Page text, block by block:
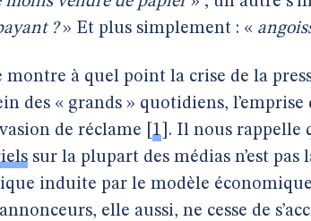
?» Et plus simplement : «
montre à quel point la crise de la
des « grands » quotidiens, l’emprise
de réclame
1 . Il nous rappelle
sur la plupart des médias n’est pas
induite par le modèle
elle aussi, ne cesse de